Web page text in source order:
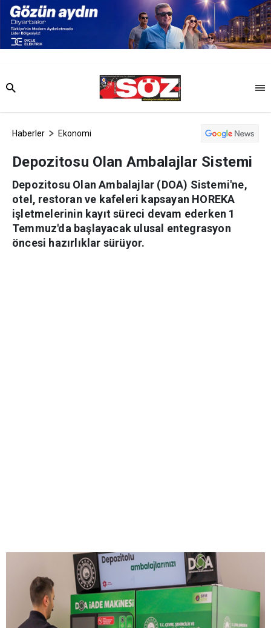
Haberler Ekonomi
Depozitosu Olan Ambalajlar Sistemi
Depozitosu Olan Ambalajlar (DOA) Sistemi'ne,
otel, restoran ve kafeleri kapsayan HOREKA
işletmelerinin kayıt süreci devam ederken 1
Temmuz'da başlayacak ulusal entegrasyon
öncesi hazırlıklar sürüyor.